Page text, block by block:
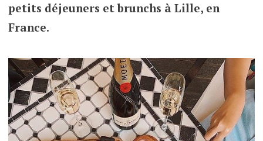
petits déjeuners et brunchs à Lille, en
France.